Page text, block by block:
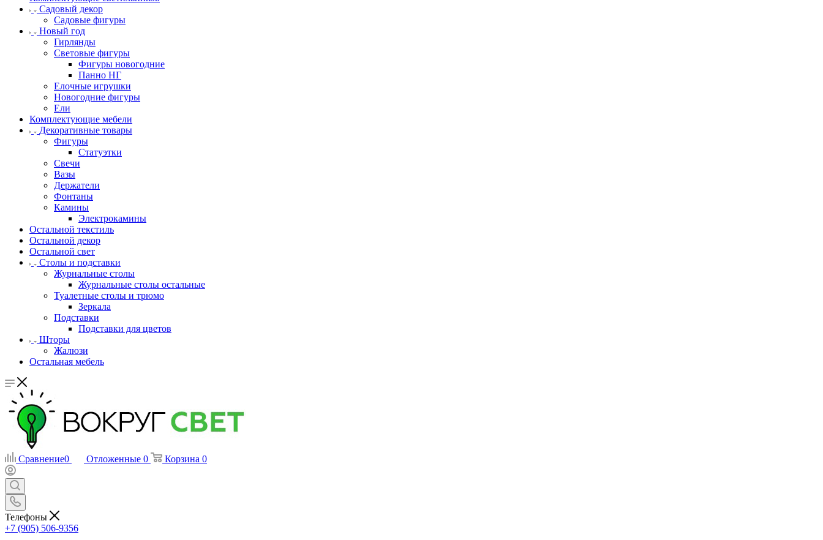
Садовый декор
Садовые фигуры
Новый год
Гирлянды
Световые фигуры
Фигуры новогодние
Панно НГ
Елочные игрушки
Новогодние фигуры
Ели
Комплектующие мебели
Декоративные товары
Фигуры
Статуэтки
Свечи
Вазы
Держатели
Фонтаны
Камины
Электрокамины
Остальной текстиль
Остальной декор
Остальной свет
Столы и подставки
Журнальные столы
Журнальные столы остальные
Туалетные столы и трюмо
Зеркала
Подставки
Подставки для цветов
Шторы
Жалюзи
Остальная мебель
Сравнение0 Отложенные 0 Корзина 0
Телефоны
+7 (905) 506-9356